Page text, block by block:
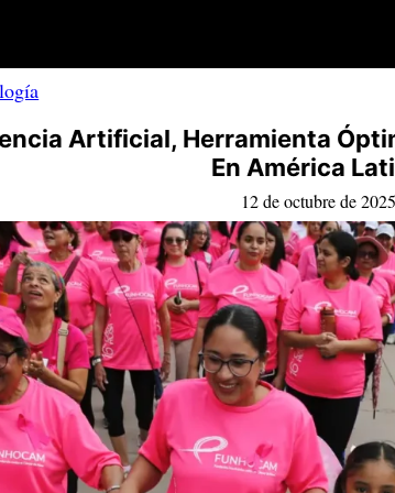
Artificial, Herramienta
En América
12 de octubre de 2025